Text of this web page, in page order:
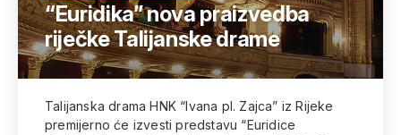
“Euridika” nova praizvedba
riječke Talijanske drame
Talijanska drama HNK “Ivana pl. Zajca” iz Rijeke
premijerno će izvesti predstavu “Euridice